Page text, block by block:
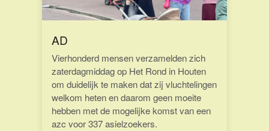
AD
Vierhonderd mensen verzamelden zich
zaterdagmiddag op Het Rond in Houten
om duidelijk te maken dat zij vluchtelingen
welkom heten en daarom geen moeite
hebben met de mogelijke komst van een
azc voor 337 asielzoekers.